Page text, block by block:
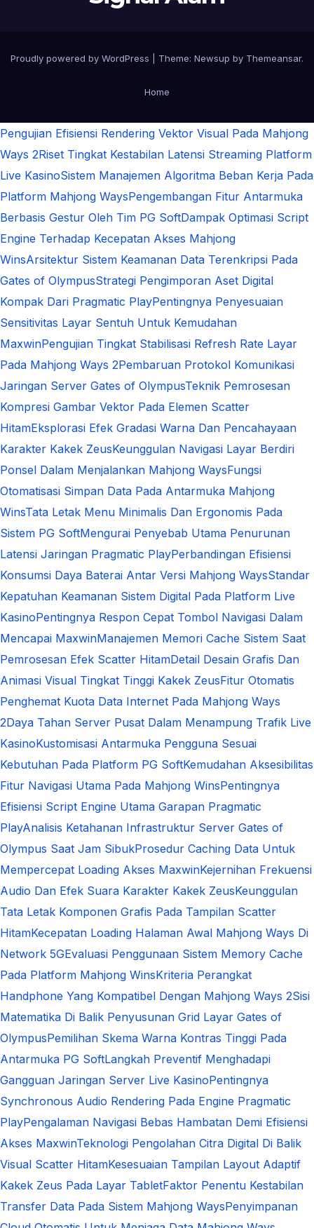
Proudly powered by WordPress Theme: Newsup by Themeansar.
Home
Pengujian Efisiensi Rendering Vektor Visual Pada Mahjong
Ways 2Riset Tingkat Kestabilan Latensi Streaming Platform
Live KasinoSistem Manajemen Algoritma Beban Kerja Pada
Platform Mahjong WaysPengembangan Fitur Antarmuka
Berbasis Gestur Oleh Tim PG SoftDampak Optimasi Script
Engine Terhadap Kecepatan Akses Mahjong
WinsArsitektur Sistem Keamanan Data Terenkripsi Pada
Gates of OlympusStrategi Pengimporan Aset Digital
Kompak Dari Pragmatic PlayPentingnya Penyesuaian
Sensitivitas Layar Sentuh Untuk Kemudahan
MaxwinPengujian Tingkat Stabilisasi Refresh Rate Layar
Pada Mahjong Ways 2Pembaruan Protokol Komunikasi
Jaringan Server Gates of OlympusTeknik Pemrosesan
Kompresi Gambar Vektor Pada Elemen Scatter
HitamEksplorasi Efek Gradasi Warna Dan Pencahayaan
Karakter Kakek ZeusKeunggulan Navigasi Layar Berdiri
Ponsel Dalam Menjalankan Mahjong WaysFungsi
Otomatisasi Simpan Data Pada Antarmuka Mahjong
WinsTata Letak Menu Minimalis Dan Ergonomis Pada
Sistem PG SoftMengurai Penyebab Utama Penurunan
Latensi Jaringan Pragmatic PlayPerbandingan Efisiensi
Konsumsi Daya Baterai Antar Versi Mahjong WaysStandar
Kepatuhan Keamanan Sistem Digital Pada Platform Live
KasinoPentingnya Respon Cepat Tombol Navigasi Dalam
Mencapai MaxwinManajemen Memori Cache Sistem Saat
Pemrosesan Efek Scatter HitamDetail Desain Grafis Dan
Animasi Visual Tingkat Tinggi Kakek ZeusFitur Otomatis
Penghemat Kuota Data Internet Pada Mahjong Ways
2Daya Tahan Server Pusat Dalam Menampung Trafik Live
KasinoKustomisasi Antarmuka Pengguna Sesuai
Kebutuhan Pada Platform PG SoftKemudahan Aksesibilitas
Fitur Navigasi Utama Pada Mahjong WinsPentingnya
Efisiensi Script Engine Utama Garapan Pragmatic
PlayAnalisis Ketahanan Infrastruktur Server Gates of
Olympus Saat Jam SibukProsedur Caching Data Untuk
Mempercepat Loading Akses MaxwinKejernihan Frekuensi
Audio Dan Efek Suara Karakter Kakek ZeusKeunggulan
Tata Letak Komponen Grafis Pada Tampilan Scatter
HitamKecepatan Loading Halaman Awal Mahjong Ways Di
Network 5GEvaluasi Penggunaan Sistem Memory Cache
Pada Platform Mahjong WinsKriteria Perangkat
Handphone Yang Kompatibel Dengan Mahjong Ways 2Sisi
Matematika Di Balik Penyusunan Grid Layar Gates of
OlympusPemilihan Skema Warna Kontras Tinggi Pada
Antarmuka PG SoftLangkah Preventif Menghadapi
Gangguan Jaringan Server Live KasinoPentingnya
Synchronous Audio Rendering Pada Engine Pragmatic
PlayPengalaman Navigasi Bebas Hambatan Demi Efisiensi
Akses MaxwinTeknologi Pengolahan Citra Digital Di Balik
Visual Scatter HitamKesesuaian Tampilan Layout Adaptif
Kakek Zeus Pada Layar TabletFaktor Penentu Kestabilan
Transfer Data Pada Sistem Mahjong WaysPenyimpanan